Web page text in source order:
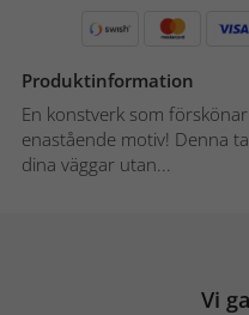
Produktinformation
En konstverk som
enastående motiv! Denna
dina väggar utan...
Vi